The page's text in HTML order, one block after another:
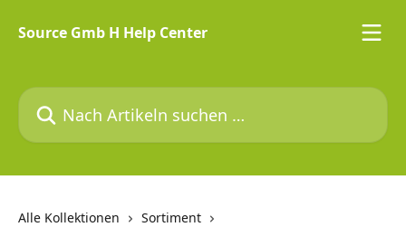
Source Gmb H Help Center
Nach Artikeln suchen …
Alle Kollektionen
Sortiment